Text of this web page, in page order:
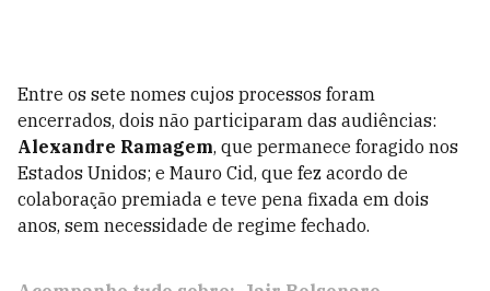
Entre os sete nomes cujos processos foram
encerrados, dois não participaram das audiências:
Alexandre Ramagem, que permanece foragido nos
Estados Unidos; e Mauro Cid, que fez acordo de
colaboração premiada e teve pena fixada em dois
anos, sem necessidade de regime fechado.